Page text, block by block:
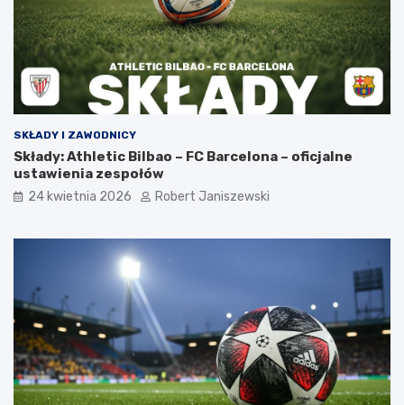
SKŁADY I ZAWODNICY
Składy: Athletic Bilbao – FC Barcelona – oficjalne
ustawienia zespołów
24 kwietnia 2026 Robert Janiszewski